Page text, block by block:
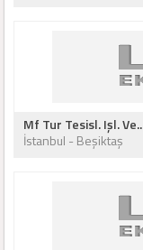
Mf Tur Tesisl. Işl. Ve..
İstanbul - Beşiktaş